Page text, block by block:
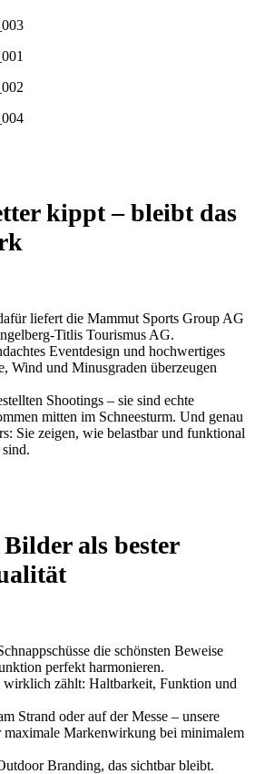
kippt – bleibt das
liefert die Mammut Sports Group AG
Titlis Tourismus AG.
Eventdesign und hochwertiges
Wind und Minusgraden überzeugen
Shootings – sie sind echte
mitten im Schneesturm. Und genau
Sie zeigen, wie belastbar und funktional
als bester
die schönsten Beweise
perfekt harmonieren.
wirklich zählt: Haltbarkeit, Funktion und
Strand oder auf der Messe – unsere
maximale Markenwirkung bei minimalem
Branding, das sichtbar bleibt.